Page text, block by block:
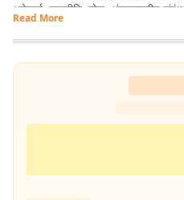
अफ़ेयर्स, राजनीति, खेल, अंतरराष्ट्रीय
कॉलेज युनिवर्सिटी में यूथ से गपशप करना
नोएडा से शुरू हुई इस लेखन यात्रा कलम,
स्मार्ट फोन तक पहुंच गयी. ज्यों-ज्यों
Read More